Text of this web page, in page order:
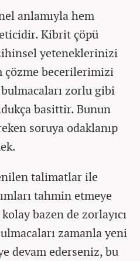
anlamıyla hem
Kibrit çöpü
yeteneklerinizi
çözme becerilerimizi
zorlu gibi
basittir. Bunun
soruya odaklanıp
talimatlar ile
tahmin etmeye
kolay bazen de zorlayıcı
zamanla yeni
devam ederseniz, bu